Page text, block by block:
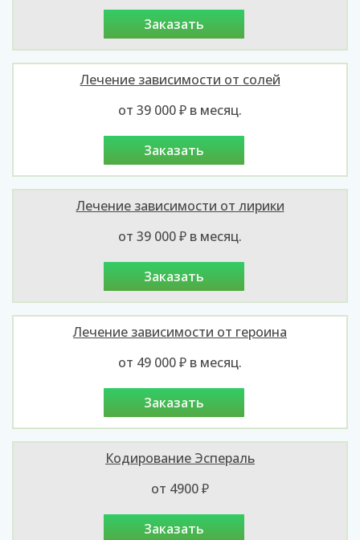
заказать
Лечение зависимости от солей
от 39 000 ₽ в месяц.
заказать
Лечение зависимости от лирики
от 39 000 ₽ в месяц.
заказать
Лечение зависимости от героина
от 49 000 ₽ в месяц.
заказать
Кодирование Эспераль
от 4900 ₽
заказать